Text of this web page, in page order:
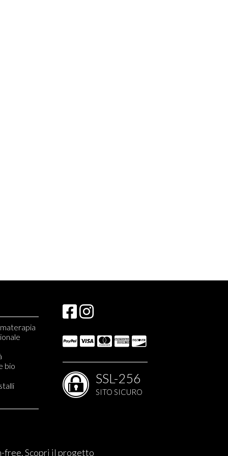
bio
SSL-256
SITO SICURO
free.Scopri il progetto